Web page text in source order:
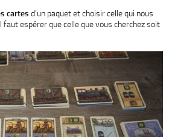
cartes d’un paquet et choisir celle qui nous
espérer que celle que vous cherchez soit